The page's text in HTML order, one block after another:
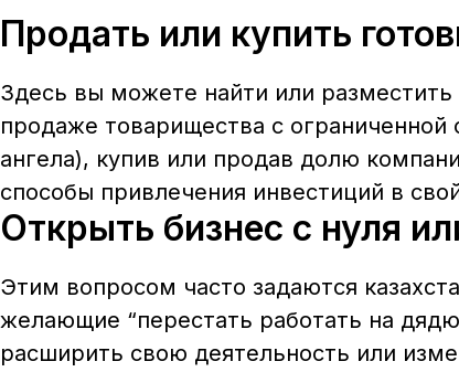
Продать или купить
Здесь вы можете найти или
продаже товарищества с
ангела), купив или продав долю
способы привлечения инвестиций в
Открыть бизнес с нуля
Этим вопросом часто задаются
желающие “перестать работать на
расширить свою деятельность или